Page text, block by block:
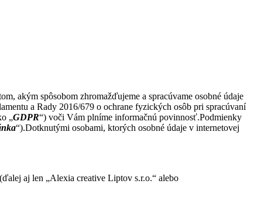
akým spôsobom zhromažďujeme a spracúvame osobné údaje
a Rady 2016/679 o ochrane fyzických osôb pri spracúvaní
„GDPR“) voči Vám plníme informačnú povinnosť.Podmienky
“).Dotknutými osobami, ktorých osobné údaje v internetovej
aj len „Alexia creative Liptov s.r.o.“ alebo